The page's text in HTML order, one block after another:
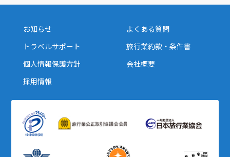
お知らせ
よくある質問
トラベルサポート
旅行業約款・条件書
個人情報保護方針
会社概要
採用情報